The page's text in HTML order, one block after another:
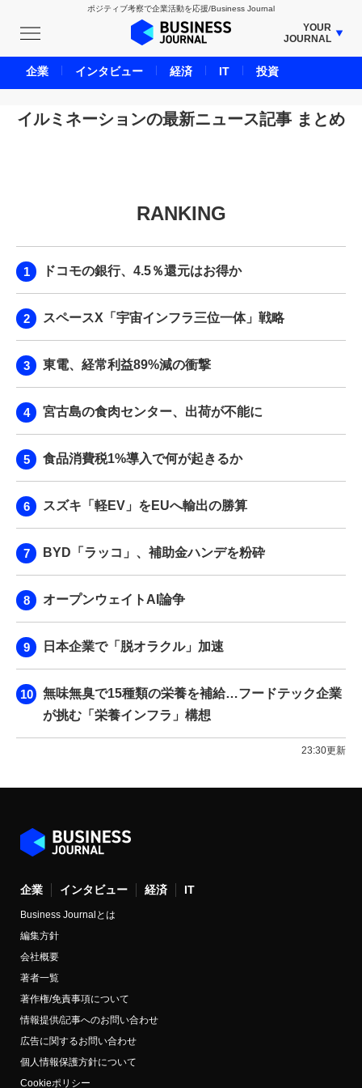
ポジティブ考察で企業活動を応援/Business Journal
YOUR
JOURNAL
BUSINESS JOURNAL
UNICORN JOURNAL
CARBON CREDITS JOURNAL
LIFE ENDING JOURNAL
BPaaS JOURNAL
イルミネーションの最新ニュース記事 まとめ
RANKING
ドコモの銀行、4.5％還元はお得か
スペースX「宇宙インフラ三位一体」戦略
東電、経常利益89%減の衝撃
宮古島の食肉センター、出荷が不能に
食品消費税1%導入で何が起きるか
スズキ「軽EV」をEUへ輸出の勝算
BYD「ラッコ」、補助金ハンデを粉砕
オープンウェイトAI論争
日本企業で「脱オラクル」加速
無味無臭で15種類の栄養を補給…フードテック企業
が挑む「栄養インフラ」構想
23:30更新
企業 インタビュー 経済 IT
Business Journalとは
編集方針
会社概要
著者一覧
著作権/免責事項について
情報提供/記事へのお問い合わせ
広告に関するお問い合わせ
個人情報保護方針について
Cookieポリシー
企業 インタビュー 経済 IT 投資